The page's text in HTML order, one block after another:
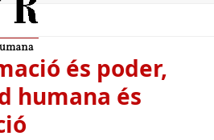
és poder,
humana és